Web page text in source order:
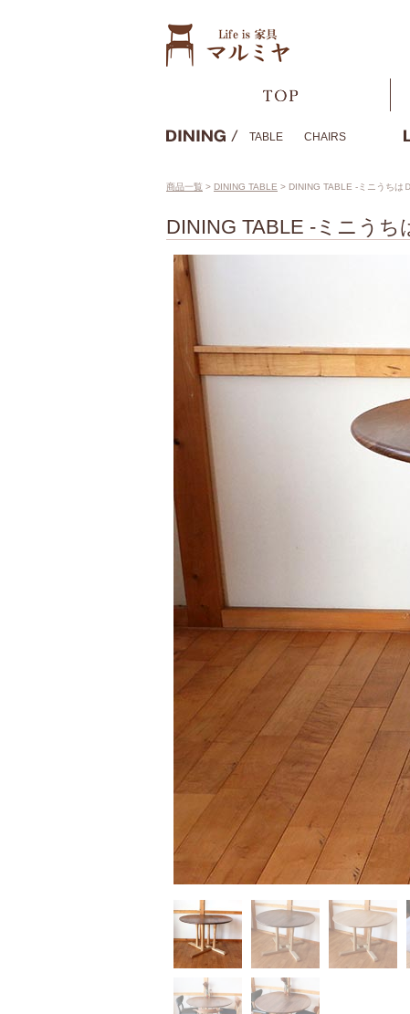
TABLE CHAIRS
商品一覧 > DINING TABLE > DINING TABLE -ミニうちは
DINING TABLE -ミニうち